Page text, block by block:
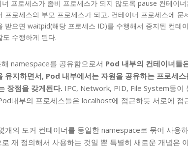
프로세스가 좀비 프로세스가 되지 않도록 pause 컨테이
프로세스의 부모 프로세스가 되고, 컨테이너 프로세스에 문
받으면 waitpid(해당 프로세스 ID)를 수행해서 중지된 컨테
수행하게 된다.
namespace를 공유함으로서 Pod 내부의 컨테이너들
유지하면서, Pod 내부에서는 자원을 공유하는 프로세
장점을 갖게된다. IPC, Network, PID, File System등이
내부의 프로세스들은 localhost에 접근하듯 서로에 접
개의 도커 컨테이너를 동일한 namespace로 묶어 사용
재 정의해서 사용하는 것일 뿐 특별히 새로운 개념은